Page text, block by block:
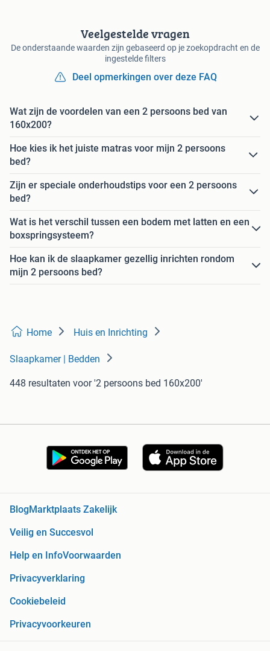
Veelgestelde vragen
De onderstaande waarden zijn gebaseerd op je zoekopdracht en de
ingestelde filters
Deel opmerkingen over deze FAQ
Wat zijn de voordelen van een 2 persoons bed van
160x200?
Hoe kies ik het juiste matras voor mijn 2 persoons
bed?
Zijn er speciale onderhoudstips voor een 2 persoons
bed?
Wat is het verschil tussen een bodem met latten en een
boxspringsysteem?
Hoe kan ik de slaapkamer gezellig inrichten rondom
mijn 2 persoons bed?
Home Huis en Inrichting
Slaapkamer | Bedden
448 resultaten voor '2 persoons bed 160x200'
BlogMarktplaats Zakelijk
Veilig en Succesvol
Help en InfoVoorwaarden
Privacyverklaring
Cookiebeleid
Privacyvoorkeuren